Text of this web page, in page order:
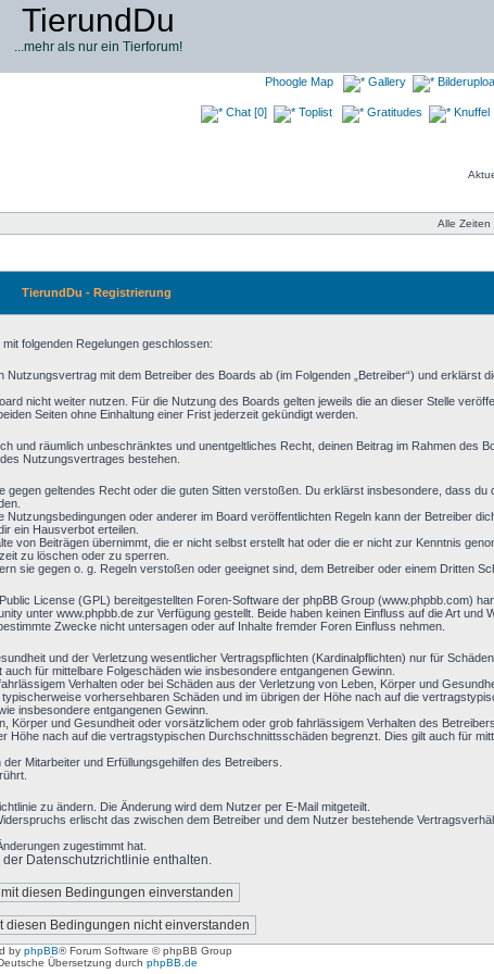
TierundDu
...mehr als nur ein Tierforum!
Phoogle Map Gallery
Chat [0] Toplist Gratitudes Knuffel
Alle Zeiten
TierundDu - Registrierung
folgenden Regelungen geschlossen:
Nutzungsvertrag mit dem Betreiber des Boards ab (im Folgenden „Betreiber“) und erklärst
nicht weiter nutzen. Für die Nutzung des Boards gelten jeweils die an dieser Stelle
Seiten ohne Einhaltung einer Frist jederzeit gekündigt werden.
und räumlich unbeschränktes und unentgeltliches Recht, deinen Beitrag im Rahmen des
Nutzungsvertrages bestehen.
geltendes Recht oder die guten Sitten verstoßen. Du erklärst insbesondere, dass du
oder anderer im Board veröffentlichten Regeln kann der Betreiber
ein Hausverbot erteilen.
von Beiträgen übernimmt, die er nicht selbst erstellt hat oder die er nicht zur Kenntnis
zu löschen oder zu sperren.
sie gegen o. g. Regeln verstoßen oder geeignet sind, dem Betreiber oder einem Dritten
License (GPL) bereitgestellten Foren-Software der phpBB Group (www.phpbb.com)
unter www.phpbb.de zur Verfügung gestellt. Beide haben keinen Einfluss auf die Art und
Zwecke nicht untersagen oder auf Inhalte fremder Foren Einfluss nehmen.
und der Verletzung wesentlicher Vertragspflichten (Kardinalpflichten) nur für
für mittelbare Folgeschäden wie insbesondere entgangenen Gewinn.
Verhalten oder bei Schäden aus der Verletzung von Leben, Körper und
vorhersehbaren Schäden und im übrigen der Höhe nach auf die
insbesondere entgangenen Gewinn.
Körper und Gesundheit oder vorsätzlichem oder grob fahrlässigem Verhalten des
nach auf die vertragstypischen Durchschnittsschäden begrenzt. Dies gilt auch für
Mitarbeiter und Erfüllungsgehilfen des Betreibers.
zu ändern. Die Änderung wird dem Nutzer per E-Mail mitgeteilt.
erlischt das zwischen dem Betreiber und dem Nutzer bestehende
zugestimmt hat.
Datenschutzrichtlinie enthalten.
by phpBB® Forum Software © phpBB Group
Übersetzung durch phpBB.de